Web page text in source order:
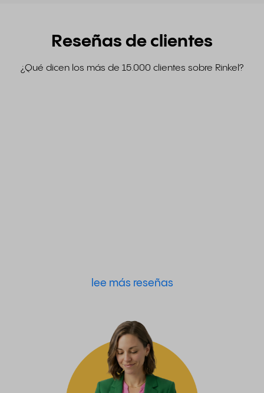
Reseñas de clientes
¿Qué dicen los más de 15.000 clientes sobre Rinkel?
lee más reseñas